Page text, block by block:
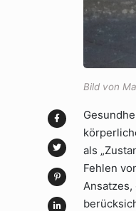
Bild von
als
Fehlen